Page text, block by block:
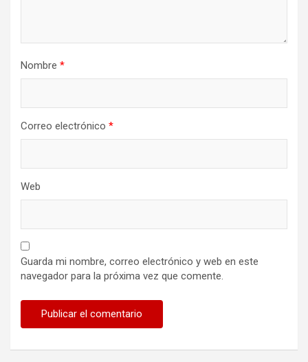
Nombre *
Correo electrónico *
Web
Guarda mi nombre, correo electrónico y web en este
navegador para la próxima vez que comente.